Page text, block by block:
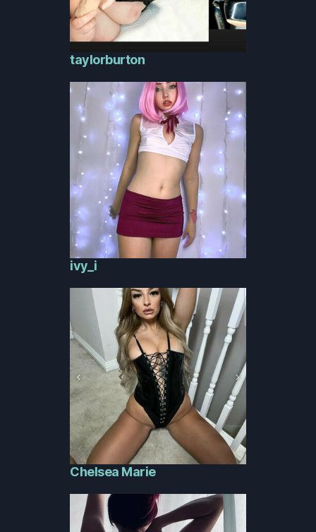
taylorburton
ivy_i
Chelsea Marie